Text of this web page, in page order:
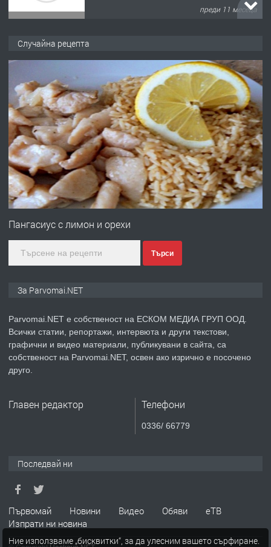
преди 11 месеца
преди 1 година
ПРЕДЛАГА Работа за общи работници
преди 1 година
ПРЕДЛАГА
Първи поход "По стъпките на Ангел
преди 1 година
ПРЕДЛАГА Уроци по Математика
ТЪРСИ Търсим работник
Случайна рецепта
Пангасиус с лимон и орехи
Търси
За Parvomai.NET
Parvomai.NET е собственост на ЕСКОМ МЕДИА ГРУП ООД.
Всички статии, репортажи, интервюта и други текстови,
графични и видео материали, публикувани в сайта, са
собственост на Parvomai.NET, освен ако изрично е посочено
друго.
Главен редактор Телефони
0336/ 66779
Последвай ни
Първомай Новини Видео Обяви
еТВ
Изпрати ни новина
Ние използваме „бисквитки“, за да улесним вашето сърфиране.